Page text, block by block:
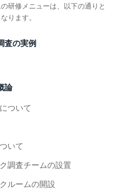
研修メニューは、以下の通りと
なります。
査の実例
論
ついて
いて
調査チームの設置
ルームの開設